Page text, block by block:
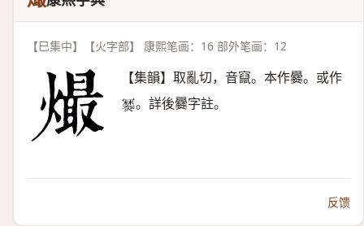
【巳集中】【火字部】 康熙笔画：16 部外笔画：12
【集韻】取亂切，音竄。本作爨。或作
𤏷 。詳後爨字註。
反馈